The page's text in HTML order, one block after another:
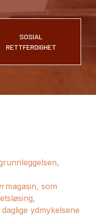
SOSIAL
RETTFERDIGHET
magasin, som
ydmykelsene